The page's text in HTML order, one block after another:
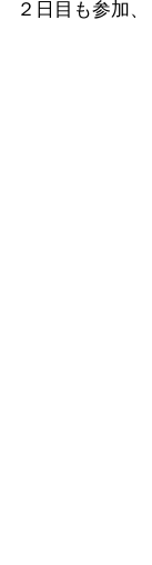
２日目も参加